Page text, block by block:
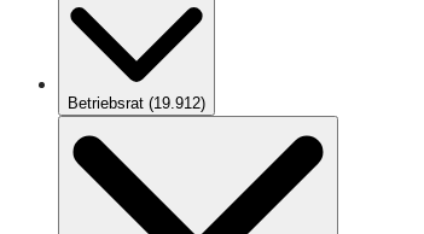
Betriebsrat (19.912)